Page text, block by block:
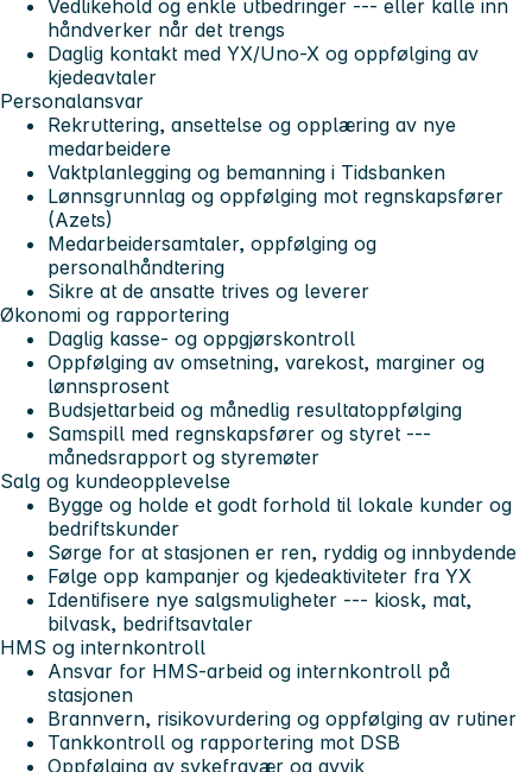
Vedlikehold og enkle utbedringer --- eller kalle inn
håndverker når det trengs
Daglig kontakt med YX/Uno-X og oppfølging av
kjedeavtaler
Personalansvar
Rekruttering, ansettelse og opplæring av nye
medarbeidere
Vaktplanlegging og bemanning i Tidsbanken
Lønnsgrunnlag og oppfølging mot regnskapsfører
(Azets)
Medarbeidersamtaler, oppfølging og
personalhåndtering
Sikre at de ansatte trives og leverer
Økonomi og rapportering
Daglig kasse- og oppgjørskontroll
Oppfølging av omsetning, varekost, marginer og
lønnsprosent
Budsjettarbeid og månedlig resultatoppfølging
Samspill med regnskapsfører og styret ---
månedsrapport og styremøter
Salg og kundeopplevelse
Bygge og holde et godt forhold til lokale kunder og
bedriftskunder
Sørge for at stasjonen er ren, ryddig og innbydende
Følge opp kampanjer og kjedeaktiviteter fra YX
Identifisere nye salgsmuligheter --- kiosk, mat,
bilvask, bedriftsavtaler
HMS og internkontroll
Ansvar for HMS-arbeid og internkontroll på
stasjonen
Brannvern, risikovurdering og oppfølging av rutiner
Tankkontroll og rapportering mot DSB
Oppfølging av sykefravær og avvik